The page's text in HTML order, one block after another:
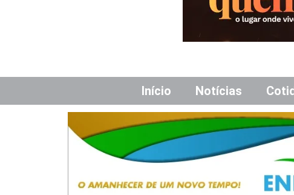
Início Notícias